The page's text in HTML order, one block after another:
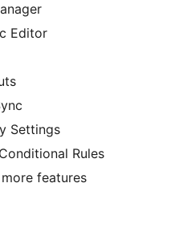
Editor
Settings
Rules
features